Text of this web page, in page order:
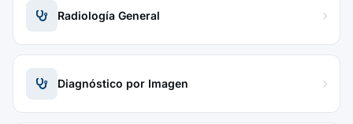
Radiología General
Diagnóstico por Imagen